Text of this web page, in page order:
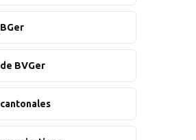
BVGer